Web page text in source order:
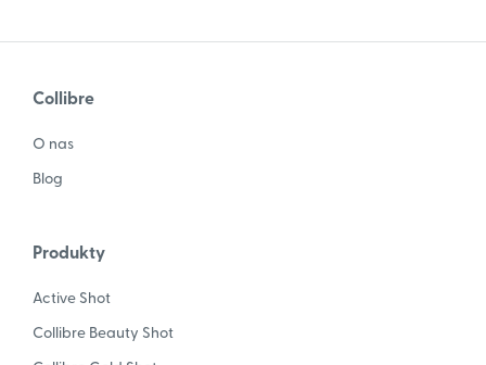
Collibre
O nas
Blog
Produkty
Active Shot
Collibre Beauty Shot